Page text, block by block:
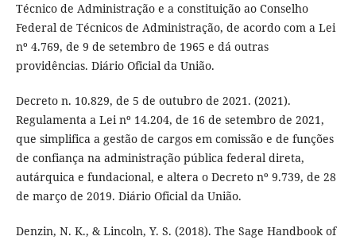
Técnico de Administração e a constituição ao Conselho
Federal de Técnicos de Administração, de acordo com a Lei
nº 4.769, de 9 de setembro de 1965 e dá outras
providências. Diário Oficial da União.
Decreto n. 10.829, de 5 de outubro de 2021. (2021).
Regulamenta a Lei nº 14.204, de 16 de setembro de 2021,
que simplifica a gestão de cargos em comissão e de funções
de confiança na administração pública federal direta,
autárquica e fundacional, e altera o Decreto nº 9.739, de 28
de março de 2019. Diário Oficial da União.
Denzin, N. K., & Lincoln, Y. S. (2018). The Sage Handbook of